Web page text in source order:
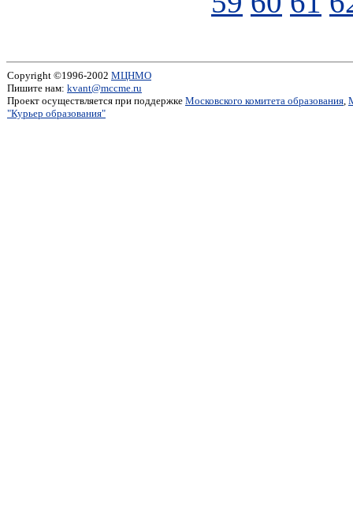
Copyright ©1996-2002 МЦНМО
Пишите нам: kvant@mccme.ru
Проект осуществляется при поддержке Московского комитета образования,
"Курьер образования"